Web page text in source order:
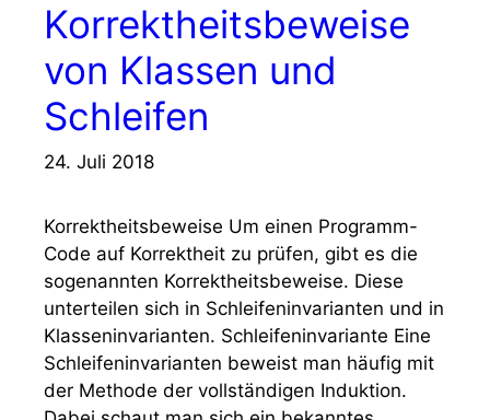
Korrektheitsbeweise
von Klassen und
Schleifen
24. Juli 2018
Korrektheitsbeweise Um einen Programm-
Code auf Korrektheit zu prüfen, gibt es die
sogenannten Korrektheitsbeweise. Diese
unterteilen sich in Schleifeninvarianten und in
Klasseninvarianten. Schleifeninvariante Eine
Schleifeninvarianten beweist man häufig mit
der Methode der vollständigen Induktion.